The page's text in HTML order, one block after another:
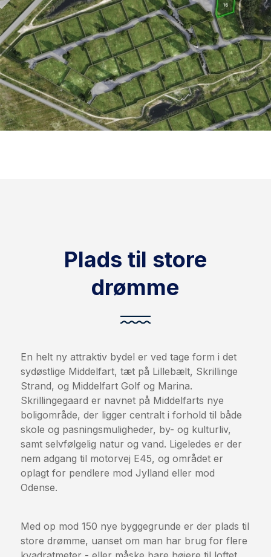
Plads til store
drømme
En helt ny attraktiv bydel er ved tage form i det
sydøstlige Middelfart, tæt på Lillebælt, Skrillinge
Strand, og Middelfart Golf og Marina.
Skrillingegaard er navnet på Middelfarts nye
boligområde, der ligger centralt i forhold til både
skole og pasningsmuligheder, by- og kulturliv,
samt selvfølgelig natur og vand. Ligeledes er der
nem adgang til motorvej E45, og området er
oplagt for pendlere mod Jylland eller mod
Odense.
Med op mod 150 nye byggegrunde er der plads til
store drømme, uanset om man har brug for flere